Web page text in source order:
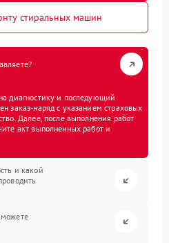
стиральных машин
диагностику и последующий
заказ-наряд с указанием страховых
Далее, после выполнения работ
акт выполненных работ и
и какой